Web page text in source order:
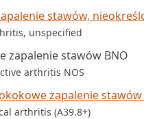
stawów,
unspecified
zapalenie stawów BNO
arthritis NOS
zapalenie stawów
arthritis (A39.8+)